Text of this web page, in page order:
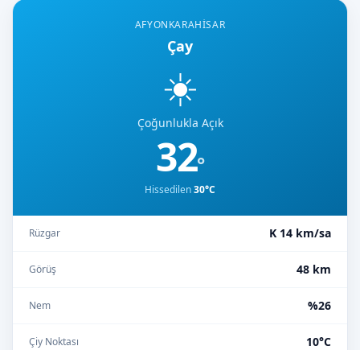
AFYONKARAHISAR
Çay
☀️
Çoğunlukla Açık
32°
Hissedilen30°C
Rüzgar K 14 km/sa
Görüş 48 km
Nem %26
Çiy Noktası 10°C